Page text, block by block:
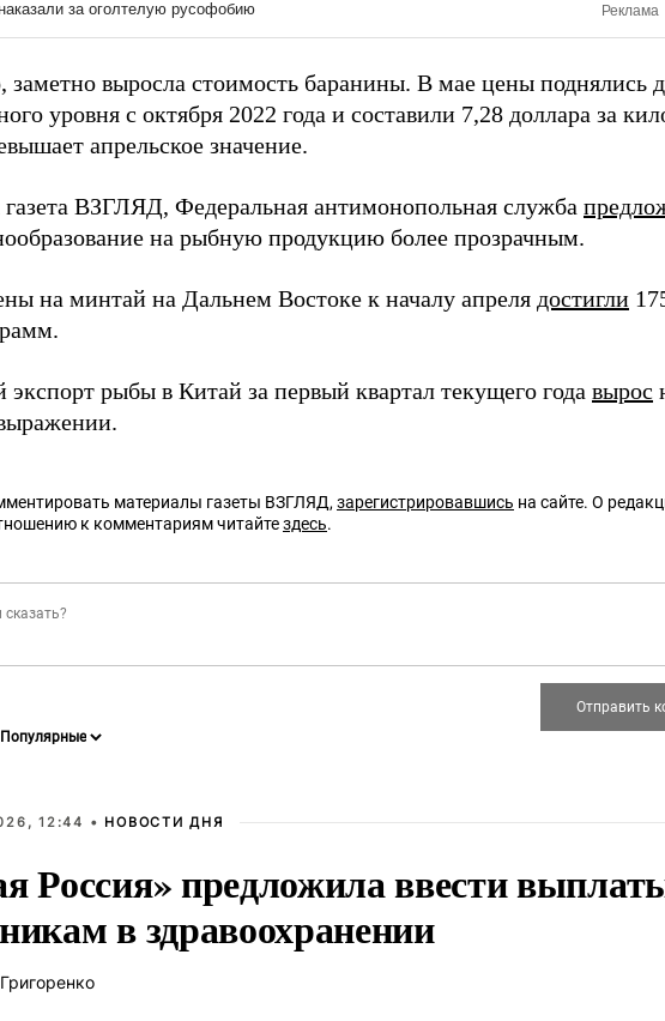
заметно выросла стоимость баранины. В мае цены поднялись
уровня с октября 2022 года и составили 7,28 доллара за
апрельское значение.
газета ВЗГЛЯД, Федеральная антимонопольная служба
на рыбную продукцию более прозрачным.
на минтай на Дальнем Востоке к началу апреля достигли
экспорт рыбы в Китай за первый квартал текущего года вырос
материалы газеты ВЗГЛЯД, зарегистрировавшись на сайте. О
к комментариям читайтездесь.
12:44 • НОВОСТИ ДНЯ
Россия» предложила ввести
в здравоохранении